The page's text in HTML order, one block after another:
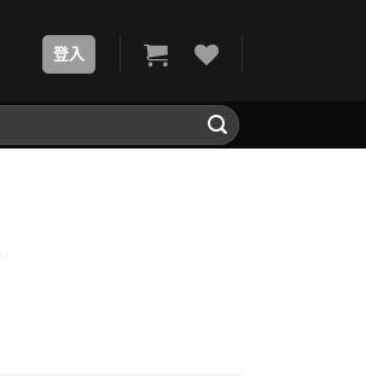
登入